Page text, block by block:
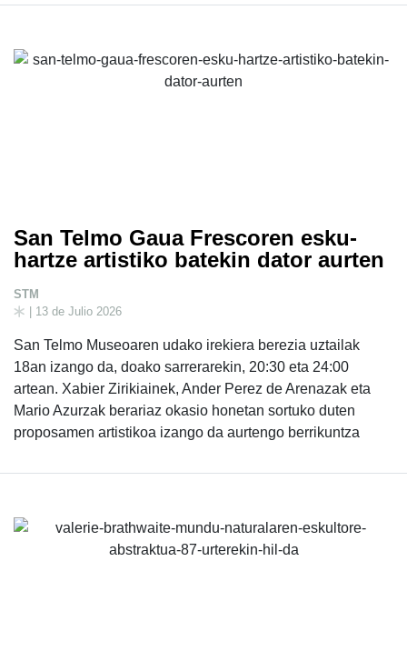
San Telmo Gaua Frescoren esku-
hartze artistiko batekin dator aurten
STM
| 13 de Julio 2026
San Telmo Museoaren udako irekiera berezia uztailak
18an izango da, doako sarrerarekin, 20:30 eta 24:00
artean. Xabier Zirikiainek, Ander Perez de Arenazak eta
Mario Azurzak berariaz okasio honetan sortuko duten
proposamen artistikoa izango da aurtengo berrikuntza